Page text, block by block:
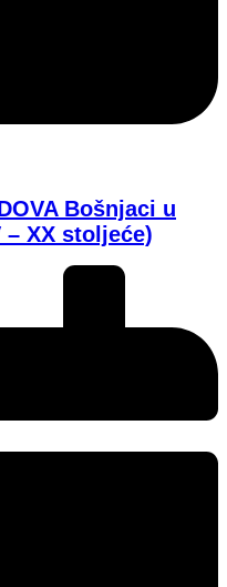
Bošnjaci u
XX stoljeće)